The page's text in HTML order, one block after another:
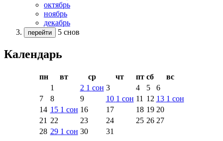
октябрь
ноябрь
декабрь
перейти 5 снов
Календарь
пн вт ср чт пт сб
вс
1
2 1 сон 3 4 5
6
7
8 9 10 1 сон 11 12 13 1 сон
14 15 1 сон 16 17 18 19 20
21 22 23 24 25 26 27
28 29 1 сон 30 31